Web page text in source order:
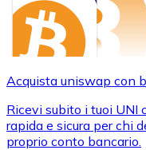
Acquista uniswap con
Ricevi subito i tuoi UNI
rapida e sicura per chi
proprio conto bancario.